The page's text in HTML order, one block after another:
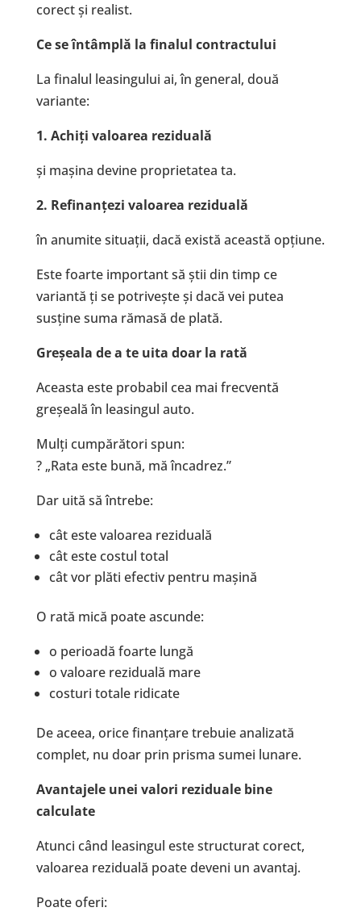
corect și realist.
Ce se întâmplă la finalul contractului
La finalul leasingului ai, în general, două
variante:
1. Achiți valoarea reziduală
și mașina devine proprietatea ta.
2. Refinanțezi valoarea reziduală
în anumite situații, dacă există această opțiune.
Este foarte important să știi din timp ce
variantă ți se potrivește și dacă vei putea
susține suma rămasă de plată.
Greșeala de a te uita doar la rată
Aceasta este probabil cea mai frecventă
greșeală în leasingul auto.
Mulți cumpărători spun:
? „Rata este bună, mă încadrez.”
Dar uită să întrebe:
cât este valoarea reziduală
cât este costul total
cât vor plăti efectiv pentru mașină
O rată mică poate ascunde:
o perioadă foarte lungă
o valoare reziduală mare
costuri totale ridicate
De aceea, orice finanțare trebuie analizată
complet, nu doar prin prisma sumei lunare.
Avantajele unei valori reziduale bine
calculate
Atunci când leasingul este structurat corect,
valoarea reziduală poate deveni un avantaj.
Poate oferi: